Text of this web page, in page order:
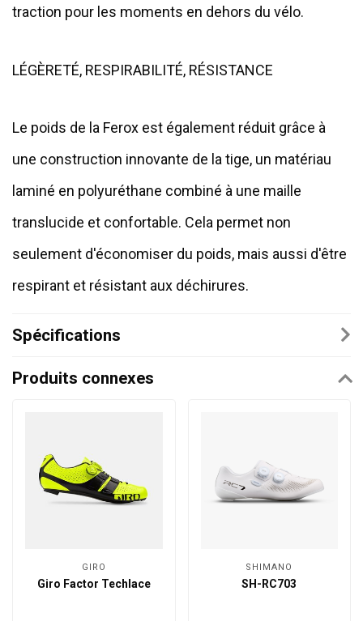
traction pour les moments en dehors du vélo.
LÉGÈRETÉ, RESPIRABILITÉ, RÉSISTANCE
Le poids de la Ferox est également réduit grâce à
une construction innovante de la tige, un matériau
laminé en polyuréthane combiné à une maille
translucide et confortable. Cela permet non
seulement d'économiser du poids, mais aussi d'être
respirant et résistant aux déchirures.
Spécifications
Produits connexes
GIRO
Giro Factor Techlace
SHIMANO
SH-RC703